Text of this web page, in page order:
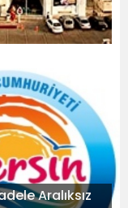
Aralıksız